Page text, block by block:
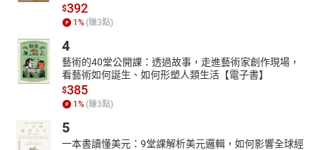
$392
1 % (賺3點)
4
藝術的40堂公開課：透過故事，走進藝術家創作現場，
看藝術如何誕生、如何形塑人類生活【電子書】
$385
1 % (賺3點)
5
一本書讀懂美元：9堂課解析美元邏輯，如何影響全球經